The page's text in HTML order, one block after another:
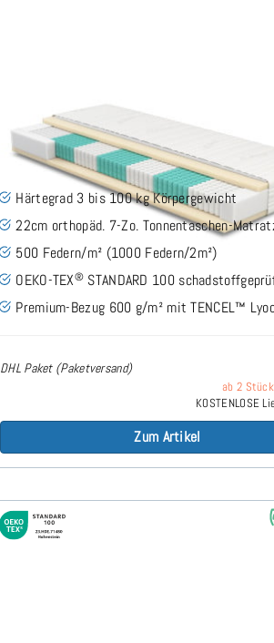
SERA H3 (TENCEL™ Lyocell) TTFK-
cm
Härtegrad 3 bis 100 kg Körpergewicht
22cm orthopäd. 7-Zo. Tonnentaschen-
500 Federn/m² (1000 Federn/2m²)
OEKO-TEX® STANDARD 100
Premium-Bezug 600 g/m² mit TENCEL™
DHL Paket (Paketversand)
ab 2
KOSTENLOSE
Zum Artikel